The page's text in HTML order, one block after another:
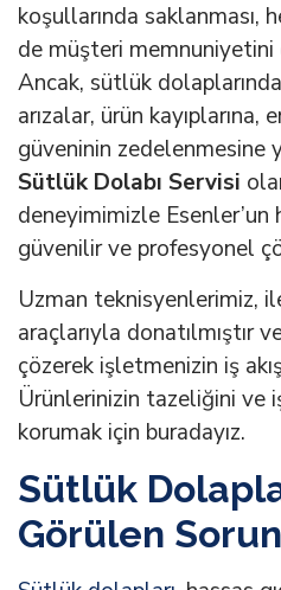
koşullarında saklanması,
de müşteri
Ancak, sütlük
arızalar, ürün kayıplarına,
güveninin zedelenmesine
Sütlük Dolabı Servisi
deneyimimizle Esenler’un
güvenilir ve profesyonel
Uzman teknisyenlerimiz,
araçlarıyla donatılmıştır
çözerek işletmenizin iş
Ürünlerinizin tazeliğini ve
korumak için buradayız.
Sütlük
Görülen